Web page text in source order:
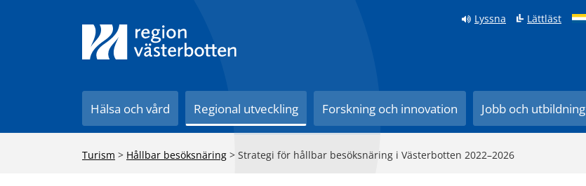
Lyssna Lättläst
Hälsa och vård Regional utveckling Forskning och innovation Jobb och utbildning
Turism > Hållbar besöksnäring > Strategi för hållbar besöksnäring i Västerbotten 2022–2026